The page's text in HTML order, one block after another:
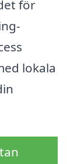
för
lokala